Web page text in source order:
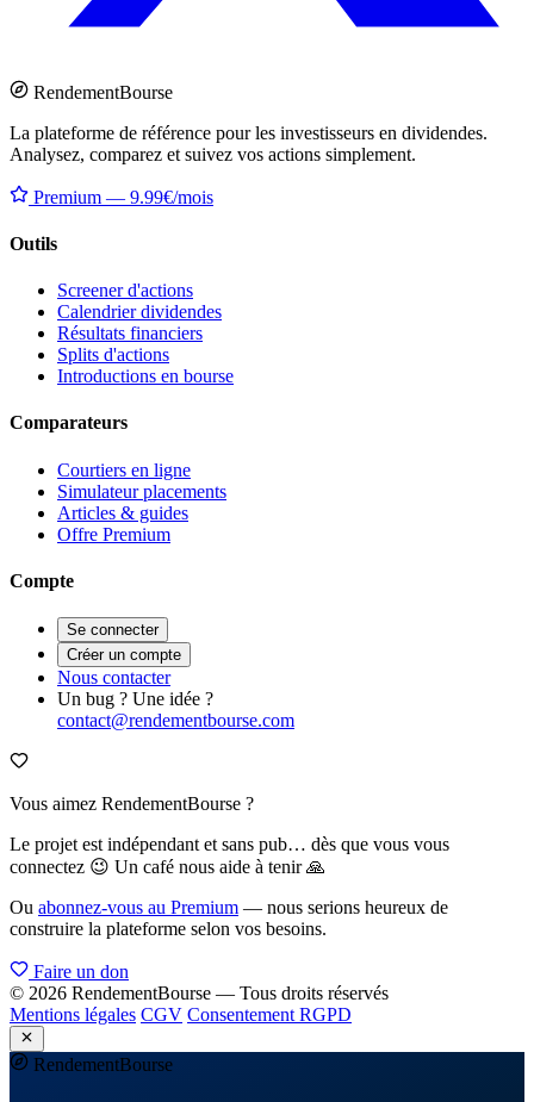
RendementBourse
La plateforme de référence pour les investisseurs en dividendes.
Analysez, comparez et suivez vos actions simplement.
Premium — 9.99€/mois
Outils
Screener d'actions
Calendrier dividendes
Résultats financiers
Splits d'actions
Introductions en bourse
Comparateurs
Courtiers en ligne
Simulateur placements
Articles & guides
Offre Premium
Compte
Se connecter
Créer un compte
Nous contacter
Un bug ? Une idée ?
contact@rendementbourse.com
Vous aimez RendementBourse ?
Le projet est indépendant et sans pub… dès que vous vous
connectez 😉 Un café nous aide à tenir 🙏
Ou abonnez-vous au Premium — nous serions heureux de
construire la plateforme selon vos besoins.
Faire un don
© 2026 RendementBourse — Tous droits réservés
Mentions légales CGV Consentement RGPD
RendementBourse